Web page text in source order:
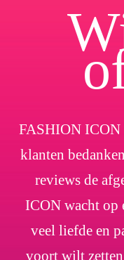
FASHION ICON
klanten
reviews de
ICON wacht op
veel liefde en
voort wilt